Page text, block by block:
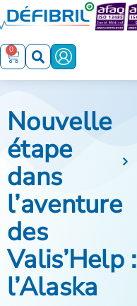
0
Nouvelle
étape
dans
l’aventure
des
Valis’Help :
l’Alaska